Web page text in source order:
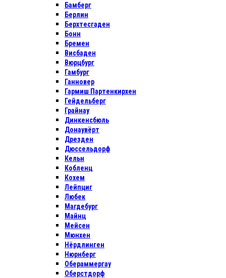
Бамберг
Берлин
Берхтесгаден
Бонн
Бремен
Висбаден
Вюрцбург
Гамбург
Ганновер
Гармиш Партенкирхен
Гейдельберг
Грайнау
Динкенсбюль
Донаувёрт
Дрезден
Дюссельдорф
Кельн
Кобленц
Кохем
Лейпциг
Любек
Магдебург
Майнц
Мейсен
Мюнхен
Нёрдлинген
Нюрнберг
Обераммергау
Оберстдорф